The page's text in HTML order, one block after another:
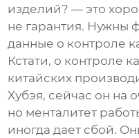
изделий? — это
не гарантия. Нужны
данные о контроле
Кстати, о контроле
китайских
Хубэя, сейчас он на
но менталитет
иногда дает сбой.